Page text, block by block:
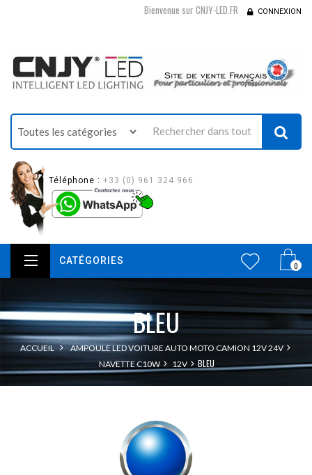
Bienvenue sur CNJY-LED.FR CONNEXION
Téléphone : +33 (0) 961 324 966
0
CATÉGORIES
BLEU
ACCUEIL
AMPOULE LED VOITURE AUTO MOTO CAMION 12V 24V
NAVETTE C10W
12V BLEU